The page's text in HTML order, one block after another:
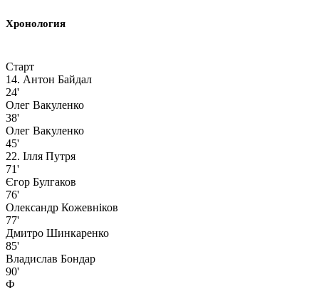
Хронология
Старт
14. Антон Байдал
24'
Олег Вакуленко
38'
Олег Вакуленко
45'
22. Ілля Путря
71'
Єгор Булгаков
76'
Олександр Кожевніков
77'
Дмитро Шинкаренко
85'
Владислав Бондар
90'
Ф